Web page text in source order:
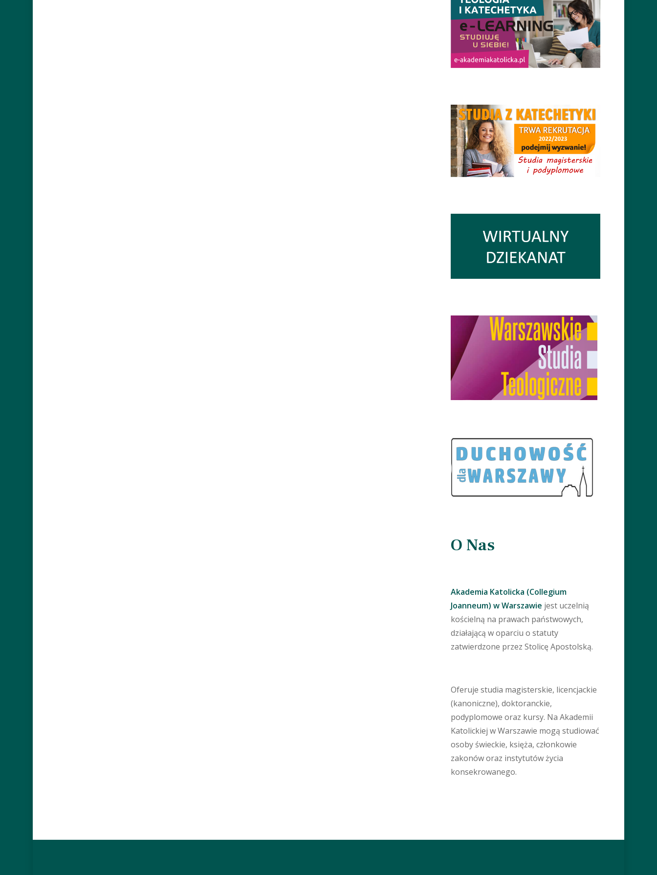
O Nas
Akademia Katolicka (Collegium
Joanneum) w Warszawie jest uczelnią
kościelną na prawach państwowych,
działającą w oparciu o statuty
zatwierdzone przez Stolicę Apostolską.
Oferuje studia magisterskie, licencjackie
(kanoniczne), doktoranckie,
podyplomowe oraz kursy. Na Akademii
Katolickiej w Warszawie mogą studiować
osoby świeckie, księża, członkowie
zakonów oraz instytutów życia
konsekrowanego.